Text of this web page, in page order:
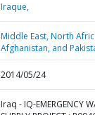
Iraque,
Middle East, North
Afghanistan, and
2014/05/24
Iraq - IQ-EMERGENCY